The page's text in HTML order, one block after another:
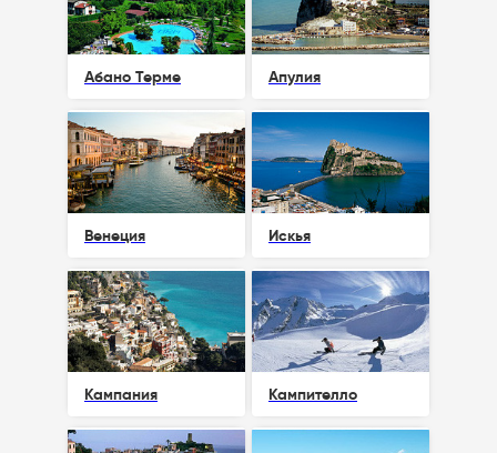
Абано Терме Апулия
Венеция Искья
Кампания Кампителло